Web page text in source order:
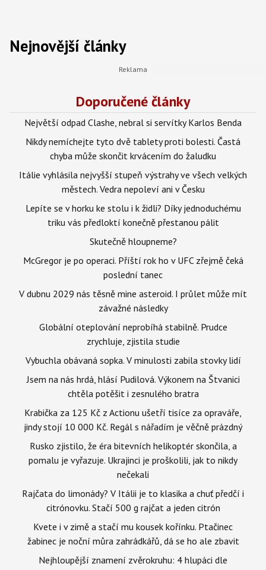
Nejnovější články
Doporučené články
Největší odpad Clashe, nebral si servítky Karlos Benda
Nikdy nemíchejte tyto dvě tablety proti bolesti. Častá
chyba může skončit krvácením do žaludku
Itálie vyhlásila nejvyšší stupeň výstrahy ve všech velkých
městech. Vedra nepoleví ani v Česku
Lepíte se v horku ke stolu i k židli? Díky jednoduchému
triku vás předloktí konečně přestanou pálit
Skutečně hloupneme?
McGregor je po operaci. Příští rok ho v UFC zřejmě čeká
poslední tanec
V dubnu 2029 nás těsně mine asteroid. I průlet může mít
závažné následky
Globální oteplování neprobíhá stabilně. Prudce
zrychluje, zjistila studie
Vybuchla obávaná sopka. V minulosti zabila stovky lidí
Jsem na nás hrdá, hlásí Pudilová. Výkonem na Štvanici
chtěla potěšit i zesnulého bratra
Krabička za 125 Kč z Actionu ušetří tisíce za opraváře,
jindy stojí 10 000 Kč. Regál s nářadím je věčně prázdný
Rusko zjistilo, že éra bitevních helikoptér skončila, a
pomalu je vyřazuje. Ukrajinci je proškolili, jak to nikdy
nečekali
Rajčata do limonády? V Itálii je to klasika a chuť předčí i
citrónovku. Stačí 500 g rajčat a jeden citrón
Kvete i v zimě a stačí mu kousek kořínku. Ptačinec
žabinec je noční můra zahrádkářů, dá se ho ale zbavit
Nejhloupější znamení zvěrokruhu: 4 hlupáci dle